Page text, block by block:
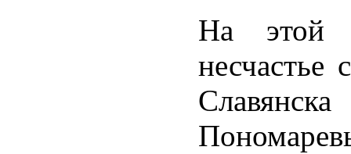
На этой
несчастье